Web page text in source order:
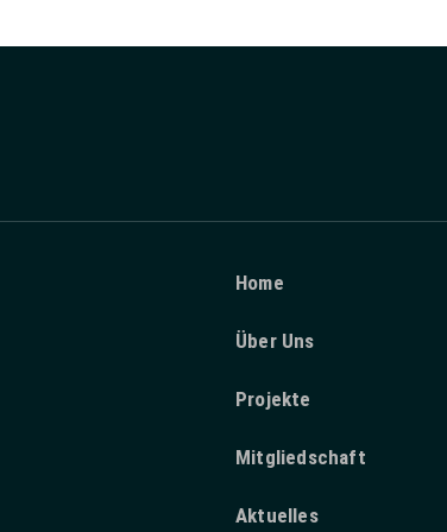
Home
Über Uns
Projekte
Mitgliedschaft
Aktuelles